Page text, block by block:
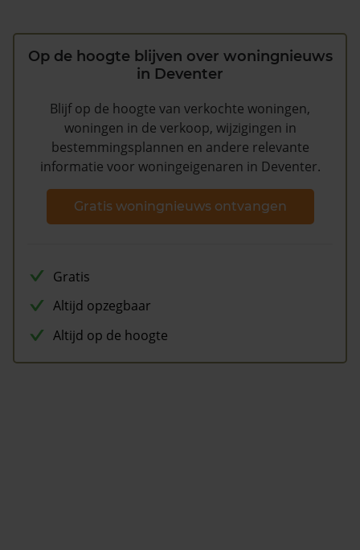
Op de hoogte blijven over woningnieuws
in Deventer
Blijf op de hoogte van verkochte woningen,
woningen in de verkoop, wijzigingen in
bestemmingsplannen en andere relevante
informatie voor woningeigenaren in Deventer.
Gratis woningnieuws ontvangen
Gratis
Altijd opzegbaar
Altijd op de hoogte